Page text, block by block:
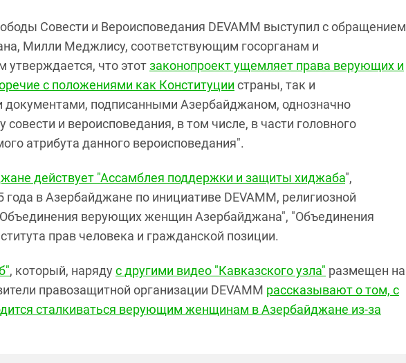
Совести и Вероисповедания DEVAMM выступил с обращением
Милли Меджлису, соответствующим госорганам и
утверждается, что этотзаконопроект ущемляет права верующих и
с положениями как Конституции страны, так и
подписанными Азербайджаном, однозначно
и вероисповедания, в том числе, в части головного
атрибута данного вероисповедания".
действует "Ассамблея поддержки и защиты хиджаба",
в Азербайджане по инициативе DEVAMM, религиозной
верующих женщин Азербайджана", "Объединения
прав человека и гражданской позиции.
, который, наряду с другими видео "Кавказского узла" размещен на
правозащитной организации DEVAMM рассказывают о том, с
сталкиваться верующим женщинам в Азербайджане из-за